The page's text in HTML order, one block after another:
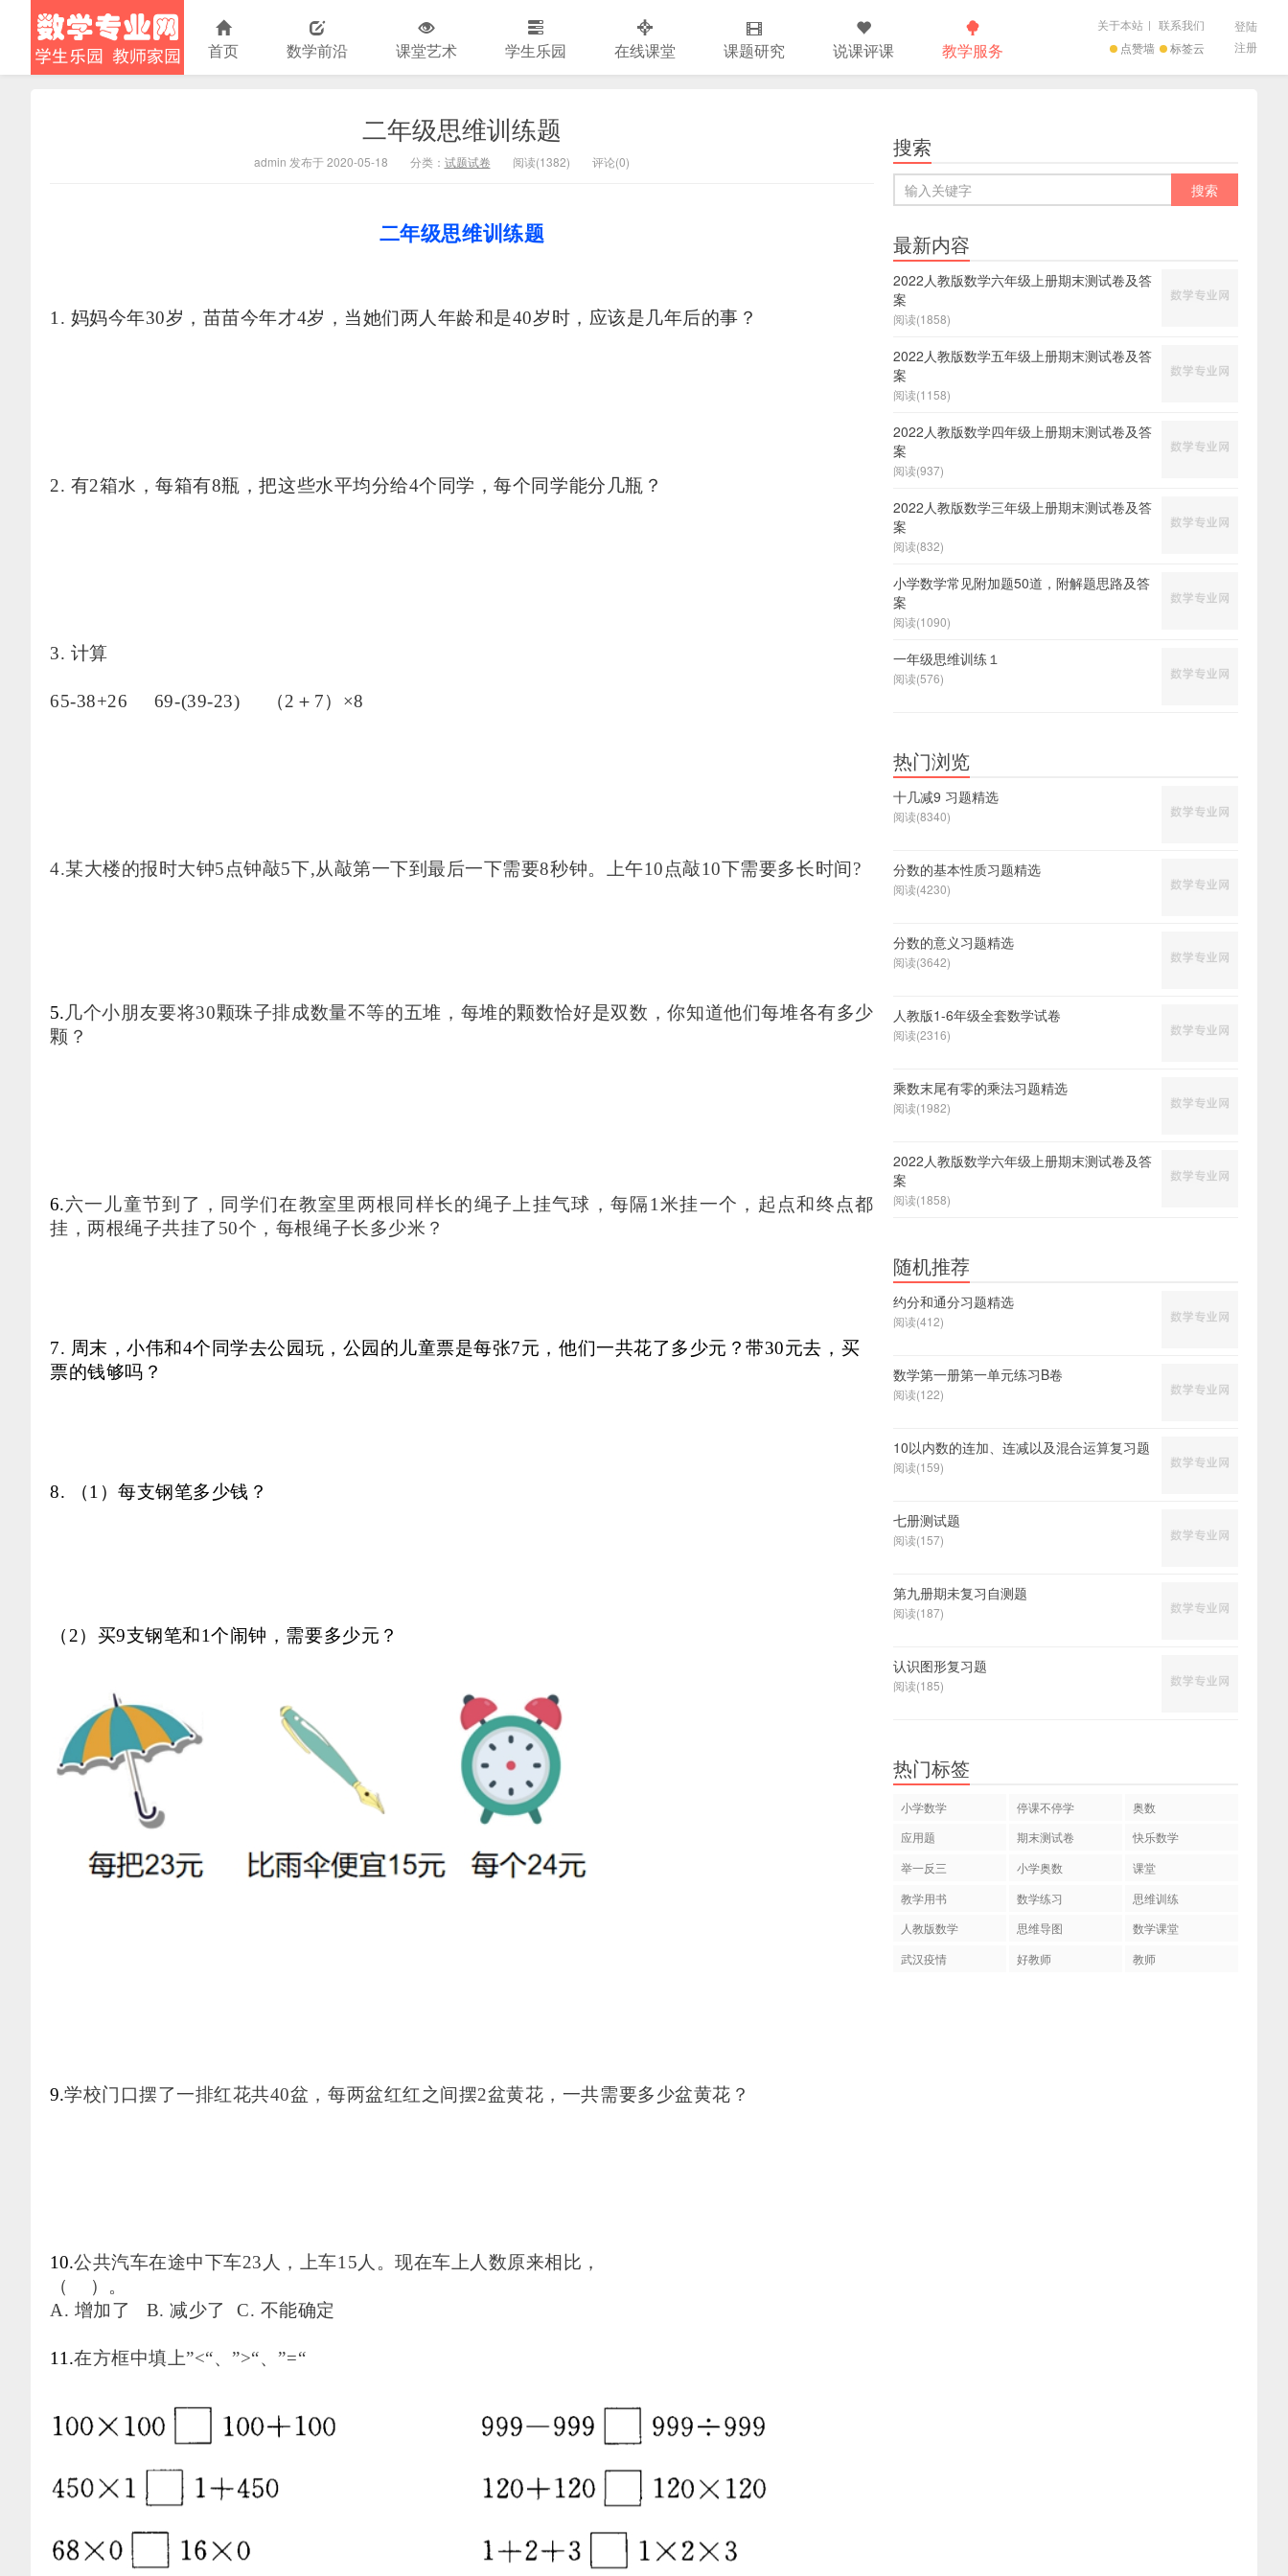
首页 数学前沿 课堂艺术 学生乐园 在线课堂 课题研究 说课评课 教学服务 点赞墙 标签云
关于本站 | 联系我们
登陆
注册
二年级思维训练题
admin 发布于 2020-05-18 分类： 试题试卷 阅读(1382) 评论(0)
二年级思维训练题
1. 妈妈今年30岁，苗苗今年才4岁，当她们两人年龄和是40岁时，应该是几年后的事？
2. 有2箱水，每箱有8瓶，把这些水平均分给4个同学，每个同学能分几瓶？
3. 计算
65-38+26 69-(39-23) （2＋7）×8
4.某大楼的报时大钟5点钟敲5下,从敲第一下到最后一下需要8秒钟。上午10点敲10下需要多长时间?
5. 几个小朋友要将30颗珠子排成数量不等的五堆，每堆的颗数恰好是双数，你知道他们每堆各有多少
颗？
6.六一儿童节到了，同学们在教室里两根同样长的绳子上挂气球，每隔1米挂一个，起点和终点都
挂，两根绳子共挂了50个，每根绳子长多少米？
7. 周末，小伟和4个同学去公园玩，公园的儿童票是每张7元，他们一共花了多少元？带30元去，买
票的钱够吗？
8. （1）每支钢笔多少钱？
（ 2）买9支钢笔和1个闹钟，需要多少元？
9.学校门口摆了一排红花共40盆，每两盆红红之间摆2盆黄花，一共需要多少盆黄花？
10.公共汽车在途中下车23人，上车15人。现在车上人数原来相比，
（
）。
A. 增加了 B. 减少了 C. 不能确定
11.在方框中填上”<“、”>“、”=“
搜索
最新内容
2022人教版数学六年级上册期末测试卷及答
案
阅读(1858)
2022人教版数学五年级上册期末测试卷及答
案
阅读(1158)
2022人教版数学四年级上册期末测试卷及答
案
阅读(937)
2022人教版数学三年级上册期末测试卷及答
案
阅读(832)
小学数学常见附加题50道，附解题思路及答
案
阅读(1090)
一年级思维训练１
阅读(576)
热门浏览
十几减9 习题精选
阅读(8340)
分数的基本性质习题精选
阅读(4230)
分数的意义习题精选
阅读(3642)
人教版1-6年级全套数学试卷
阅读(2316)
乘数末尾有零的乘法习题精选
阅读(1982)
2022人教版数学六年级上册期末测试卷及答
案
阅读(1858)
随机推荐
约分和通分习题精选
阅读(412)
数学第一册第一单元练习B卷
阅读(122)
10以内数的连加、连减以及混合运算复习题
阅读(159)
七册测试题
阅读(157)
第九册期未复习自测题
阅读(187)
认识图形复习题
阅读(185)
热门标签
小学数学 停课不停学
奥数
应用题
期末测试卷
快乐数学
举一反三
小学奥数
课堂
教学用书
数学练习
思维训练
人教版数学
思维导图
数学课堂
武汉疫情
好教师 教师